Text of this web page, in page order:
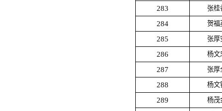
283 张桂
284 贺福
285 张厚
286 杨文
287 张厚
288 杨文
289 杨茂